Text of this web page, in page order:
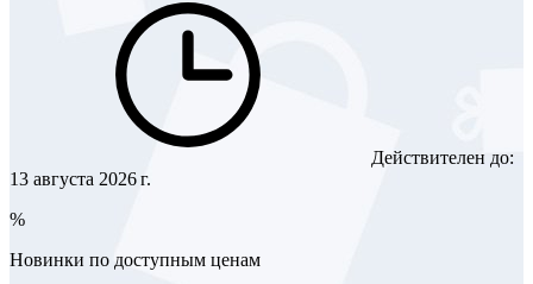
Действителен до:
13 августа 2026 г.
%
Новинки по доступным ценам